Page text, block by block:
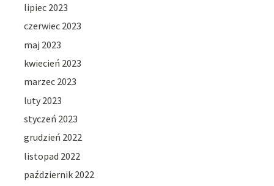
lipiec 2023
czerwiec 2023
maj 2023
kwiecień 2023
marzec 2023
luty 2023
styczeń 2023
grudzień 2022
listopad 2022
październik 2022